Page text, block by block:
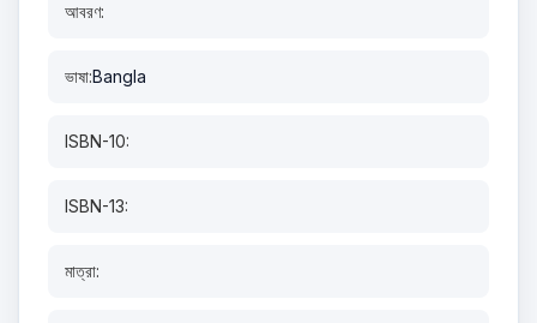
আবরণ:
ভাষা:Bangla
ISBN-10:
ISBN-13:
মাত্রা: